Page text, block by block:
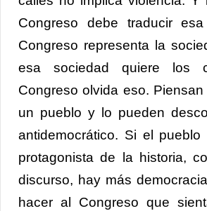
Congreso debe traducir
Congreso representa la
esa sociedad quiere los
Congreso olvida eso.
un pueblo y lo pueden
antidemocrático. Si el pueblo
protagonista de la historia,
discurso, hay más
hacer al Congreso que